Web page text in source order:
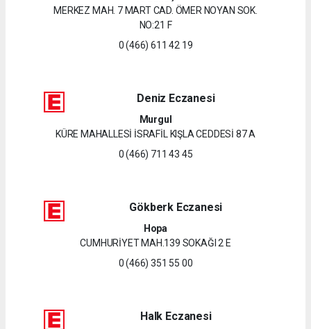
MERKEZ MAH. 7 MART CAD. ÖMER NOYAN SOK.
NO:21 F
0 (466) 611 42 19
Deniz Eczanesi
Murgul
KÜRE MAHALLESİ İSRAFİL KIŞLA CEDDESİ 87 A
0 (466) 711 43 45
Gökberk Eczanesi
Hopa
CUMHURİYET MAH.139 SOKAĞI 2 E
0 (466) 351 55 00
Halk Eczanesi